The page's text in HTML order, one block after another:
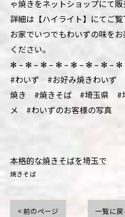
ゃ焼きをネットショップにて販
詳細は【ハイライト】にてご
お家でいつでもわいずの味を
ください。
✻ – ✻ – ✻ – ✻ – ✻ – ✻ – ✻ – ✻
#わいず #お好み焼きわいず
焼き #焼きそば #埼玉県 #
メ #わいずのお客様の写真
本格的な焼きそばを埼玉で
焼きそば
< 前のページ 一覧に戻